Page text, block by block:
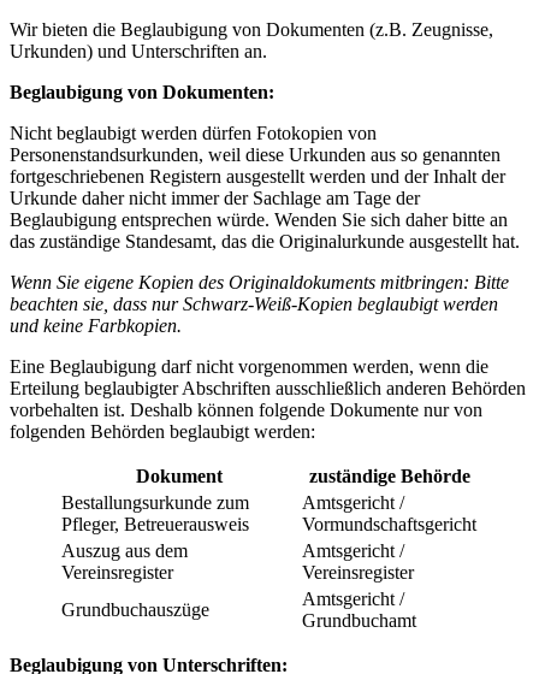
Wir bieten die Beglaubigung von Dokumenten (z.B. Zeugnisse,
Urkunden) und Unterschriften an.
Beglaubigung von Dokumenten:
Nicht beglaubigt werden dürfen Fotokopien von
Personenstandsurkunden, weil diese Urkunden aus so genannten
fortgeschriebenen Registern ausgestellt werden und der Inhalt der
Urkunde daher nicht immer der Sachlage am Tage der
Beglaubigung entsprechen würde. Wenden Sie sich daher bitte an
das zuständige Standesamt, das die Originalurkunde ausgestellt hat.
Wenn Sie eigene Kopien des Originaldokuments mitbringen: Bitte
beachten sie, dass nur Schwarz-Weiß-Kopien beglaubigt werden
und keine Farbkopien.
Eine Beglaubigung darf nicht vorgenommen werden, wenn die
Erteilung beglaubigter Abschriften ausschließlich anderen Behörden
vorbehalten ist. Deshalb können folgende Dokumente nur von
folgenden Behörden beglaubigt werden:
Dokument
zuständige Behörde
Bestallungsurkunde zum
Pfleger, Betreuerausweis
Amtsgericht /
Vormundschaftsgericht
Auszug aus dem
Vereinsregister
Amtsgericht /
Vereinsregister
Grundbuchauszüge
Amtsgericht /
Grundbuchamt
Beglaubigung von Unterschriften: